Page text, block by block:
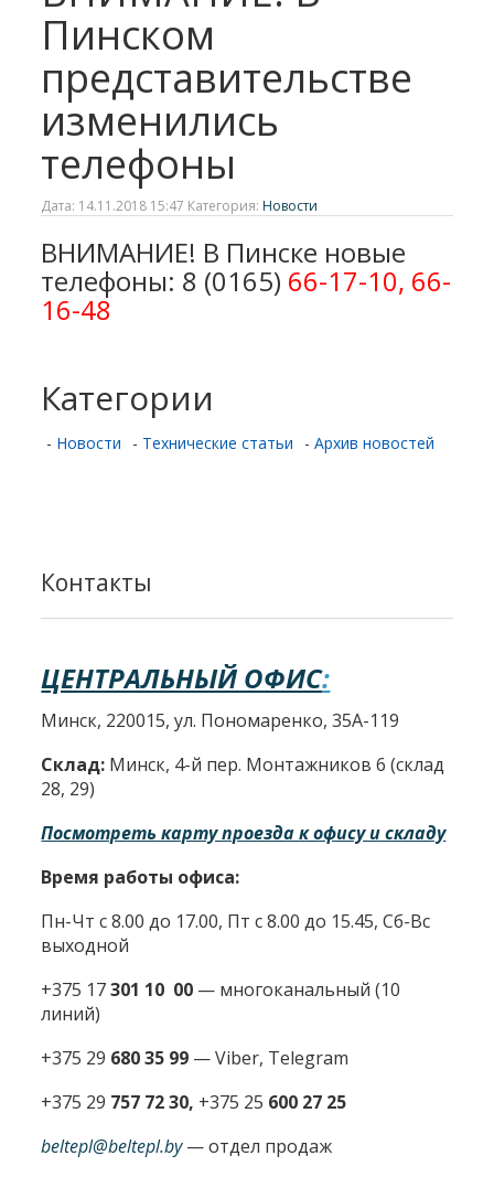
Пинском
представительстве
изменились
телефоны
Дата: 14.11.2018 15:47 Категория: Новости
ВНИМАНИЕ! В Пинске новые
телефоны: 8 (0165) 66-17-10, 66-
16-48
Категории
- Новости - Технические статьи -Архив новостей
Контакты
ЦЕНТРАЛЬНЫЙ ОФИС:
Минск, 220015, ул. Пономаренко, 35А-119
Склад: Минск, 4-й пер. Монтажников 6 (склад
28, 29)
Посмотреть карту проезда к офису и складу
Время работы офиса:
Пн-Чт с 8.00 до 17.00, Пт с 8.00 до 15.45, Сб-Вс
выходной
+375 17301 10 00 — многоканальный (10
линий)
+375 29 680 35 99 — Viber, Telegram
+375 29 757 72 30, +375 25 600 27 25
beltepl@beltepl.by— отдел продаж